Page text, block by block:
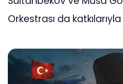
Orkestrası da